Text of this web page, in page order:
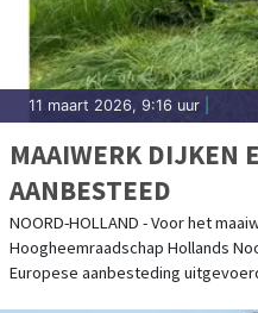
11 maart 2026, 9:16 uur
MAAIWERK DIJKEN
AANBESTEED
NOORD-HOLLAND - Voor het
Hoogheemraadschap Hollands
Europese aanbesteding